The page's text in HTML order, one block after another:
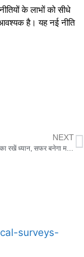
के लाभों को सीधे
है। यह नई नीति
NEXT
Traveling : अगर छोटे बच्चों के साथ बना रहे हैं ट्रिप का प्लान, इन 12 जरूरी बातों का रखें ध्यान, सफर बनेगा मजेदार